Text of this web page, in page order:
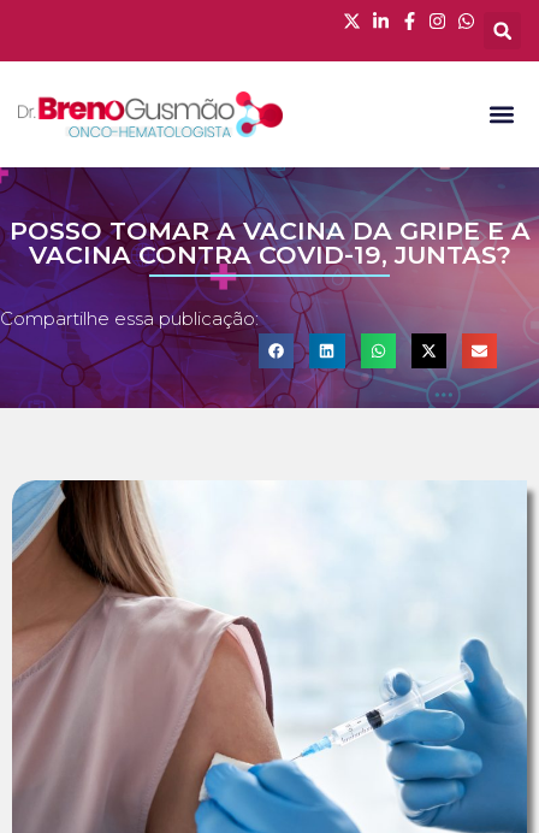
POSSO TOMAR A VACINA DA GRIPE E A
VACINA CONTRA COVID-19, JUNTAS?
Compartilhe essa publicação: